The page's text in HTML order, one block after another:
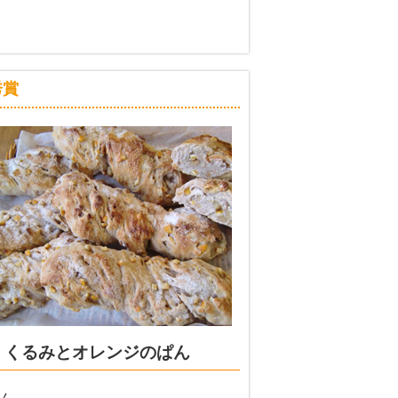
くるみとオレンジのぱん